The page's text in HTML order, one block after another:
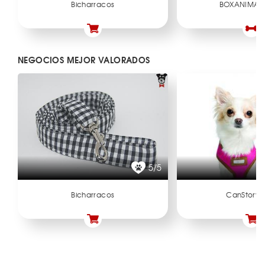
Bicharracos
NEGOCIOS MEJOR VALORADOS
5/5
Bicharracos